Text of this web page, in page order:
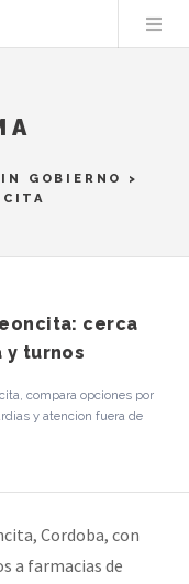
GOBIERNO
>
cerca
y turnos
compara opciones por
y atencion fuera de
Cordoba, con
a farmacias de